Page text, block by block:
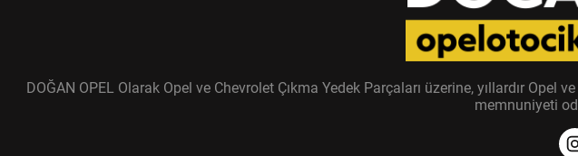
DOĞAN OPEL Olarak Opel ve Chevrolet Çıkma Yedek Parçaları üzerine, yıllardır
memnuniyeti